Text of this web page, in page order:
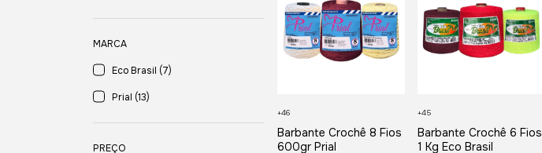
MARCA
Eco Brasil (7)
Prial (13)
PREÇO
Barbante Crochê 8 Fios
600gr Prial
+46
Barbante Crochê 6 Fios
1 Kg Eco Brasil
+45